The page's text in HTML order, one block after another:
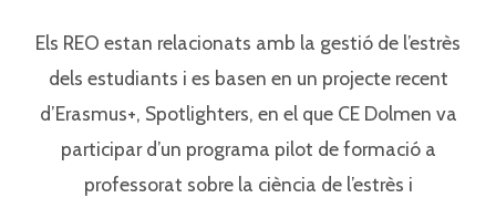
Els REO estan relacionats amb la gestió de l’estrès
dels estudiants i es basen en un projecte recent
d’Erasmus+, Spotlighters, en el que CE Dolmen va
participar d’un programa pilot de formació a
professorat sobre la ciència de l’estrès i